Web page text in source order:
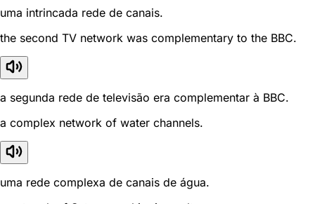
uma intrincada rede de canais.
the second TV network was complementary to the BBC.
a segunda rede de televisão era complementar à BBC.
a complex network of water channels.
uma rede complexa de canais de água.